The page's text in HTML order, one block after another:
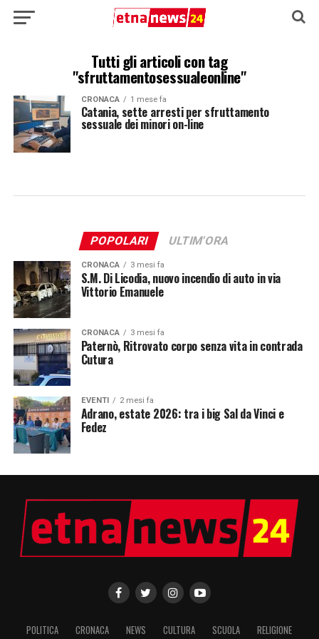
Tutti gli articoli con tag
"sfruttamentosessualeonline"
CRONACA 1 mese fa
Catania, sette arresti per sfruttamento
sessuale dei minori on-line
POPOLARI ULTIM'ORA
CRONACA 3 mesi fa
S.M. Di Licodia, nuovo incendio di auto in via
Vittorio Emanuele
CRONACA 3 mesi fa
Paternò, Ritrovato corpo senza vita in contrada
Cutura
EVENTI 2 mesi fa
Adrano, estate 2026: tra i big Sal da Vinci e
Fedez
POLITICA CRONACA NEWS CULTURA SCUOLA RELIGIONE